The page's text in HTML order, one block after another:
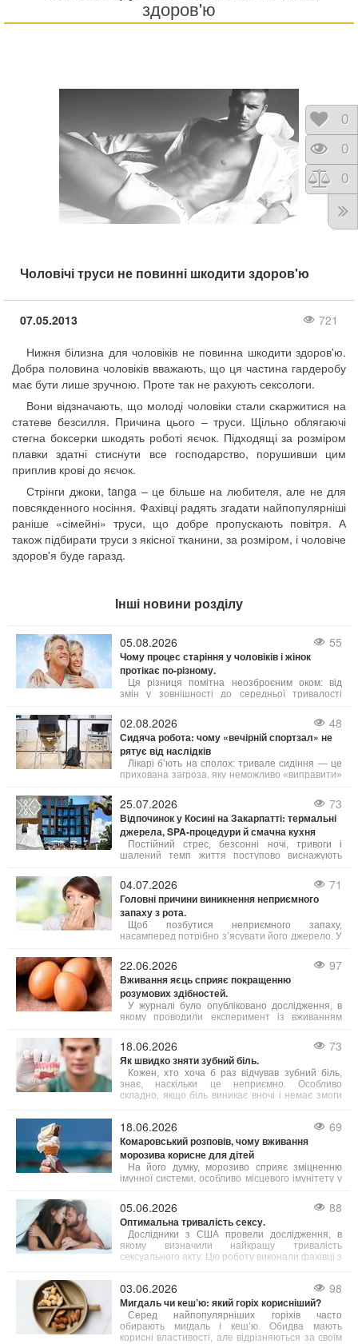
здоров'ю
Чоловічі труси не повинні шкодити здоров'ю
07.05.2013
721
Нижня білизна для чоловіків не повинна шкодити здоров'ю.
Добра половина чоловіків вважають, що ця частина гардеробу
має бути лише зручною. Проте так не рахують сексологи.
Вони відзначають, що молоді чоловіки стали скаржитися на
статеве безсилля. Причина цього – труси. Щільно облягаючі
стегна боксерки шкодять роботі яєчок. Підходящі за розміром
плавки здатні стиснути все господарство, порушивши цим
приплив крові до яєчок.
Стрінги джоки, tanga – це більше на любителя, але не для
повсякденного носіння. Фахівці радять згадати найпопулярніші
раніше «сімейні» труси, що добре пропускають повітря. А
також підбирати труси з якісної тканини, за розміром, і чоловіче
здоров'я буде гаразд.
Інші новини розділу
05.08.2026 55
Чому процес старіння у чоловіків і жінок
протікає по-різному.
Ця різниця помітна неозброєним оком: від
змін у зовнішності до середньої тривалості
біології, гормональному фоні та навіть у звичках,
які суспільство століттями культивувало у
представників обох статей. Давайте
розглянемо, чому це так, і що з цього можна
взяти на замітку.
02.08.2026 48
Сидяча робота: чому «вечірній спортзал» не
рятує від наслідків
Лікарі б’ють на сполох: тривале сидіння — це
прихована загроза, яку неможливо «виправити»
«активний ледар» — це людина, яка тренується
годину, але решту 23 години проводить без руху.
25.07.2026 73
Відпочинок у Косині на Закарпатті: термальні
джерела, SPA-процедури й смачна кухня
Постійний стрес, безсонні ночі, тривоги і
шалений темп життя поступово виснажують
відпочинок, де можна не просто розслабитись, а
й подбати про своє здоров’я. Косино на
Закарпатті — це один із таких кофортних
куточків, де завдяки цілющим термальним
водам, сучасним wellness- і SPA-програмам, а
також медичним послугам можна повністю
04.07.2026 71
Головні причини виникнення неприємного
запаху з рота.
Щоб позбутися неприємного запаху,
насамперед потрібно з’ясувати його джерело. У
активність сіркобактерій, що мешкають на язиці
і в гортані, які продукують леткі сполуки з різким
запахом.
22.06.2026 97
Вживання яєць сприяє покращенню
розумових здібностей.
У журналі було опубліковано дослідження, в
якому проводили експеримент із вживанням
Результати свідчать, що їжа з яйцями допомагає
підвищити інтелект, зокрема покращуючи
виконавчі когнітивні функції.
18.06.2026 73
Як швидко зняти зубний біль.
Кожен, хто хоча б раз відчував зубний біль,
знає, наскільки це неприємно. Особливо
складно, якщо біль виникає вночі і немає змоги
18.06.2026 69
Комаровський розповів, чому вживання
морозива корисне для дітей
На його думку, морозиво сприяє зміцненню
імунної системи, особливо місцевого імунітету у
Проте експерт підкреслює, що одне споживання
морозива на місяць не принесе бажаного
ефекту — необхідна постійність у вживанні.
05.06.2026 88
Оптимальна тривалість сексу.
Дослідники з США провели дослідження, в
якому визначили найкращу тривалість
сексуального акту. Цю роботу виконали фахівці з
03.06.2026 98
Мигдаль чи кеш’ю: який горіх корисніший?
Серед найпопулярніших горіхів часто
обирають мигдаль і кеш’ю. Обидва мають
корисні властивості, але відрізняються за своїм
0
0
0